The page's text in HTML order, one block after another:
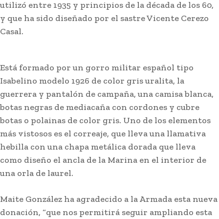
utilizó entre 1935 y principios de la década de los 60,
y que ha sido diseñado por el sastre Vicente Cerezo
Casal.
Está formado por un gorro militar español tipo
Isabelino modelo 1926 de color gris uralita, la
guerrera y pantalón de campaña, una camisa blanca,
botas negras de mediacaña con cordones y cubre
botas o polainas de color gris. Uno de los elementos
más vistosos es el correaje, que lleva una llamativa
hebilla con una chapa metálica dorada que lleva
como diseño el ancla de la Marina en el interior de
una orla de laurel.
Maite González ha agradecido a la Armada esta nueva
donación, “que nos permitirá seguir ampliando esta